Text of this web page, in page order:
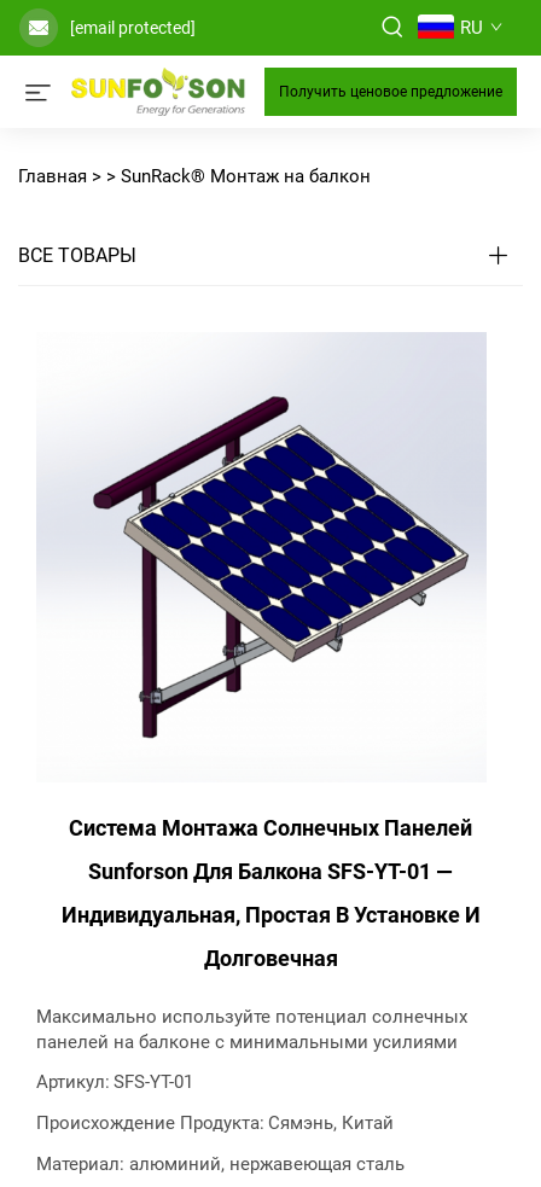
[email protected] RU
Получить ценовое предложение
Главная > > SunRack® Монтаж на балкон
ВСЕ ТОВАРЫ
Система Монтажа Солнечных Панелей
Sunforson Для Балкона SFS-YT-01 —
Индивидуальная, Простая В Установке И
Долговечная
Максимально используйте потенциал солнечных
панелей на балконе с минимальными усилиями
Артикул: SFS-YT-01
Происхождение Продукта: Сямэнь, Китай
Материал: алюминий, нержавеющая сталь